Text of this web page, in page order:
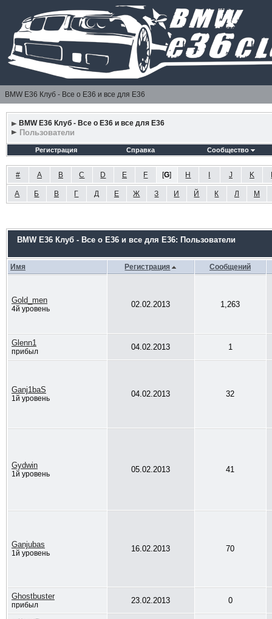
BMW E36 Клуб - Все о Е36 и все для Е36
BMW E36 Клуб - Все о Е36 и все для Е36
Пользователи
Регистрация Справка Сообщество
# A B C D E F [G] H J K
А Б В Г Д Е Ж З И Й К Л М
BMW E36 Клуб - Все о Е36 и все для Е36: Пользователи
Имя Регистрация Сообщений
Gold_men
4й уровень 02.02.2013 1,263
Glenn1
прибыл 04.02.2013 1
Ganj1baS
1й уровень 04.02.2013 32
Gydwin
1й уровень 05.02.2013 41
Ganjubas
1й уровень 16.02.2013 70
Ghostbuster
прибыл 23.02.2013 0